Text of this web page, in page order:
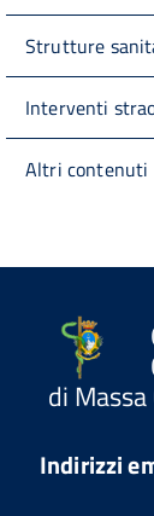
Strutture
Interventi
Altri contenuti
di
Indirizzi